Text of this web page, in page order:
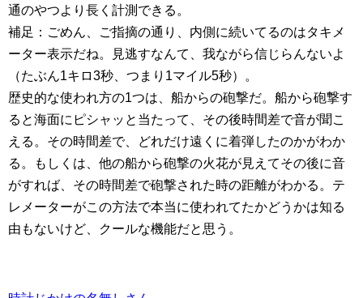
通のやつより長く計測できる。
補足：ごめん、ご指摘の通り、内側に続いてるのはタキメ
ーター表示だね。見逃すなんて、我ながら信じらんないよ
（たぶん1キロ3秒、つまり1マイル5秒）。
歴史的な使われ方の1つは、船からの砲撃だ。船から砲撃す
ると海面にピシャッと当たって、その後時間差で音が聞こ
える。その時間差で、どれだけ遠くに着弾したのかがわか
る。もしくは、他の船から砲撃の火花が見えてその後に音
がすれば、その時間差で砲撃された時の距離がわかる。テ
レメーターがこの方法で本当に使われてたかどうかは知る
由もないけど、クールな機能だと思う。